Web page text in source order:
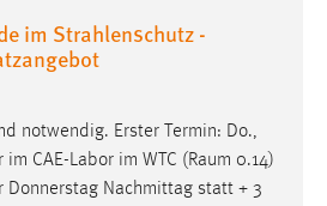
im Strahlenschutz -
notwendig. Erster Termin: Do.,
CAE-Labor im WTC (Raum 0.14)
Donnerstag Nachmittag statt + 3
mibew_locale, mibew-